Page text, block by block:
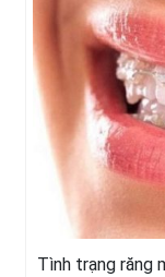
Tình trạng răng